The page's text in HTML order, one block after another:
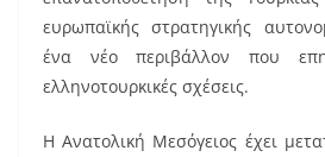
ευρωπαϊκής στρατηγικής
ένα νέο περιβάλλον που
ελληνοτουρκικές σχέσεις.
Η Ανατολική Μεσόγειος έχει